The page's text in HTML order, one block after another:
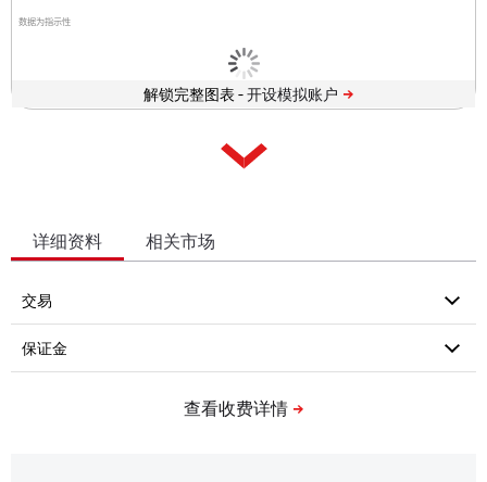
数据为指示性
解锁完整图表 -
详细资料 相关市场